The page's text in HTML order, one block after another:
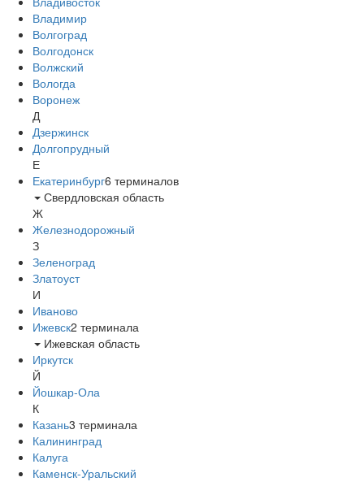
Владимир
Волгоград
Волгодонск
Волжский
Вологда
Воронеж
Д
Дзержинск
Долгопрудный
Е
Екатеринбург6 терминалов
Свердловская область
Ж
Железнодорожный
З
Зеленоград
Златоуст
И
Иваново
Ижевск2 терминала
Ижевская область
Иркутск
Й
Йошкар-Ола
К
Казань3 терминала
Калининград
Калуга
Каменск-Уральский